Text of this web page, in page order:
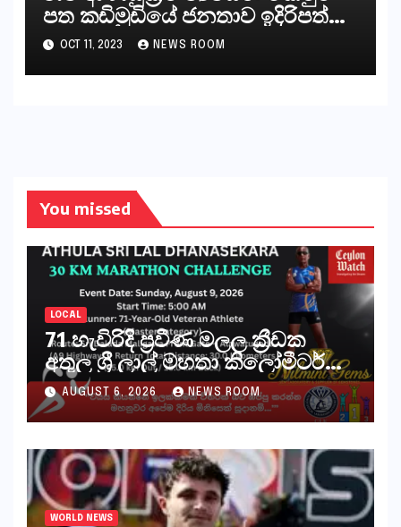
පත කඩිමුඩියේ ජනතාව ඉදිරිපත්
කරන්නේ?
OCT 11, 2023 NEWS ROOM
You missed
LOCAL
71 හැවිරිදි ප්‍රවීණ මලල ක්‍රීඩක
අතුල ශ්‍රී ලාල් මහතා කිලෝමීටර්
30ක විශේෂ මැරතන් ධාවන
අභියෝගයකට සැරසෙයි
AUGUST 6, 2026 NEWS ROOM
WORLD NEWS